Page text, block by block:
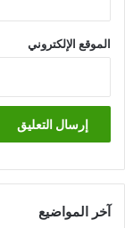
الموقع الإلكتروني
آخر المواضيع